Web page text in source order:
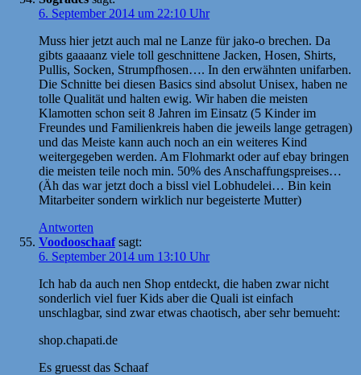
6. September 2014 um 22:10 Uhr
Muss hier jetzt auch mal ne Lanze für jako-o brechen. Da
gibts gaaaanz viele toll geschnittene Jacken, Hosen, Shirts,
Pullis, Socken, Strumpfhosen…. In den erwähnten unifarben.
Die Schnitte bei diesen Basics sind absolut Unisex, haben ne
tolle Qualität und halten ewig. Wir haben die meisten
Klamotten schon seit 8 Jahren im Einsatz (5 Kinder im
Freundes und Familienkreis haben die jeweils lange getragen)
und das Meiste kann auch noch an ein weiteres Kind
weitergegeben werden. Am Flohmarkt oder auf ebay bringen
die meisten teile noch min. 50% des Anschaffungspreises…
(Äh das war jetzt doch a bissl viel Lobhudelei… Bin kein
Mitarbeiter sondern wirklich nur begeisterte Mutter)
Antworten
Voodooschaaf sagt:
6. September 2014 um 13:10 Uhr
Ich hab da auch nen Shop entdeckt, die haben zwar nicht
sonderlich viel fuer Kids aber die Quali ist einfach
unschlagbar, sind zwar etwas chaotisch, aber sehr bemueht:
shop.chapati.de
Es gruesst das Schaaf